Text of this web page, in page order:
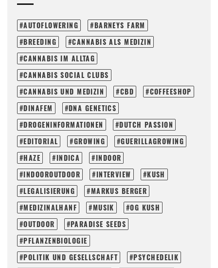
AUTOFLOWERING
BARNEYS FARM
BREEDING
CANNABIS ALS MEDIZIN
CANNABIS IM ALLTAG
CANNABIS SOCIAL CLUBS
CANNABIS UND MEDIZIN
CBD
COFFEESHOP
DINAFEM
DNA GENETICS
DROGENINFORMATIONEN
DUTCH PASSION
EDITORIAL
GROWING
GUERILLAGROWING
HAZE
INDICA
INDOOR
INDOOROUTDOOR
INTERVIEW
KUSH
LEGALISIERUNG
MARKUS BERGER
MEDIZINALHANF
MUSIK
OG KUSH
OUTDOOR
PARADISE SEEDS
PFLANZENBIOLOGIE
POLITIK UND GESELLSCHAFT
PSYCHEDELIK